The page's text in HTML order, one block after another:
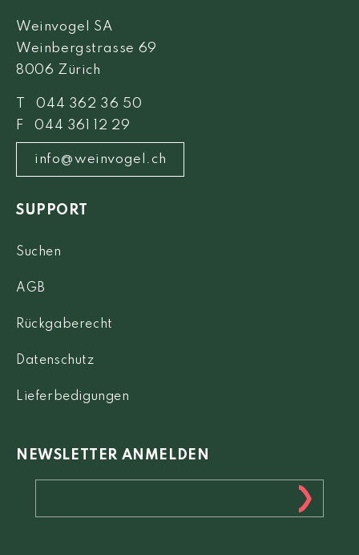
Weinvogel SA
Weinbergstrasse 69
8006 Zürich
T 044 362 36 50
F 044 361 12 29
info@weinvogel.ch
SUPPORT
Suchen
AGB
Rückgaberecht
Datenschutz
Lieferbedigungen
NEWSLETTER ANMELDEN